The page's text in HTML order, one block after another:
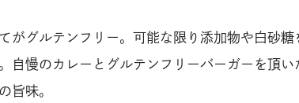
がグルテンフリー。可能な限り添加物や白砂糖
自慢のカレーとグルテンフリーバーガーを頂い
旨味。